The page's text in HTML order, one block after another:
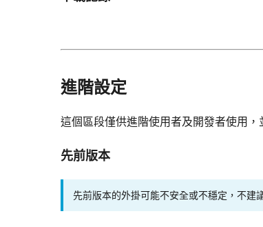
進階設定
這個區段僅供進階使用者及開發者使用，
先前版本
先前版本的外掛可能不安全或不穩定，不建